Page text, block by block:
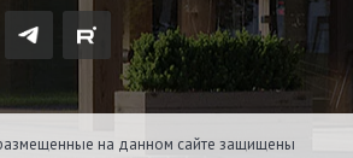
на данном сайте защищены